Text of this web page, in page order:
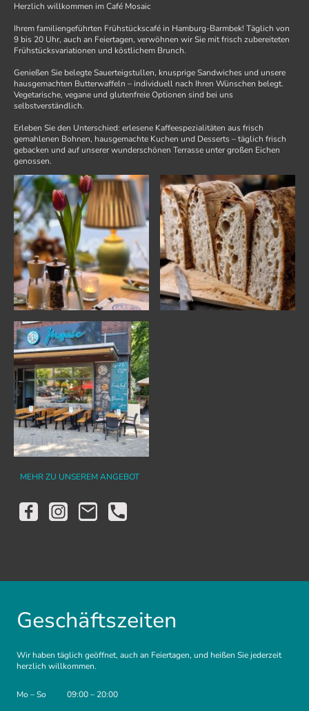
Herzlich willkommen im Café Mosaic
Ihrem familiengeführten Frühstückscafé in Hamburg-Barmbek! Täglich von
9 bis 20 Uhr, auch an Feiertagen, verwöhnen wir Sie mit frisch zubereiteten
Frühstücksvariationen und köstlichem Brunch.
Genießen Sie belegte Sauerteigstullen, knusprige Sandwiches und unsere
hausgemachten Butterwaffeln – individuell nach Ihren Wünschen belegt.
Vegetarische, vegane und glutenfreie Optionen sind bei uns
selbstverständlich.
Erleben Sie den Unterschied: erlesene Kaffeespezialitäten aus frisch
gemahlenen Bohnen, hausgemachte Kuchen und Desserts – täglich frisch
gebacken und auf unserer wunderschönen Terrasse unter großen Eichen
genossen.
MEHR ZU UNSEREM ANGEBOT
Geschäftszeiten
Wir haben täglich geöffnet, auch an Feiertagen, und heißen Sie jederzeit
herzlich willkommen.
Mo – So 09:00 – 20:00